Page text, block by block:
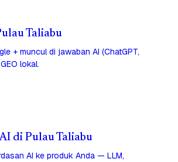
Taliabu
+ muncul di jawaban AI (ChatGPT,
lokal.
di Pulau Taliabu
AI ke produk Anda — LLM,